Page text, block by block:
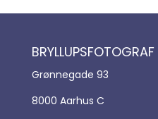
Grønnegade 93
8000 Aarhus C